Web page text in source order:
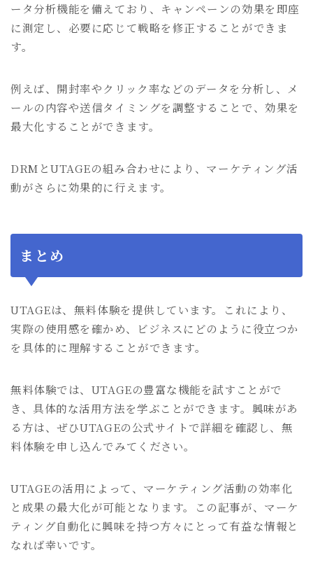
ータ分析機能を備えており、キャンペーンの効果を即座
に測定し、必要に応じて戦略を修正することができま
す。
例えば、開封率やクリック率などのデータを分析し、メ
ールの内容や送信タイミングを調整することで、効果を
最大化することができます。
DRMとUTAGEの組み合わせにより、マーケティング活
動がさらに効果的に行えます。
まとめ
UTAGEは、無料体験を提供しています。これにより、
実際の使用感を確かめ、ビジネスにどのように役立つか
を具体的に理解することができます。
無料体験では、UTAGEの豊富な機能を試すことがで
き、具体的な活用方法を学ぶことができます。興味があ
る方は、ぜひUTAGEの公式サイトで詳細を確認し、無
料体験を申し込んでみてください。
UTAGEの活用によって、マーケティング活動の効率化
と成果の最大化が可能となります。この記事が、マーケ
ティング自動化に興味を持つ方々にとって有益な情報と
なれば幸いです。